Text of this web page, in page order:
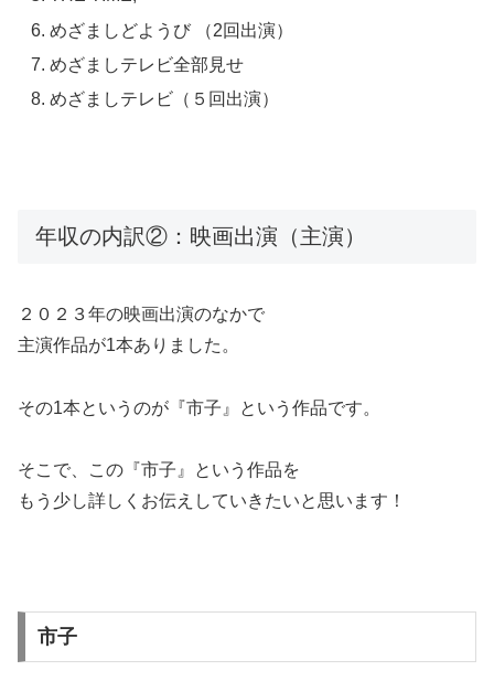
めざましどようび （2回出演）
めざましテレビ全部見せ
めざましテレビ（５回出演）
年収の内訳②：映画出演（主演）
２０２３年の映画出演のなかで
主演作品が1本ありました。
その1本というのが『市子』という作品です。
そこで、この『市子』という作品を
もう少し詳しくお伝えしていきたいと思います！
市子